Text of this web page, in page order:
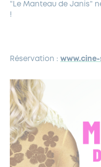
“Le Manteau de Janis”
!
Réservation :